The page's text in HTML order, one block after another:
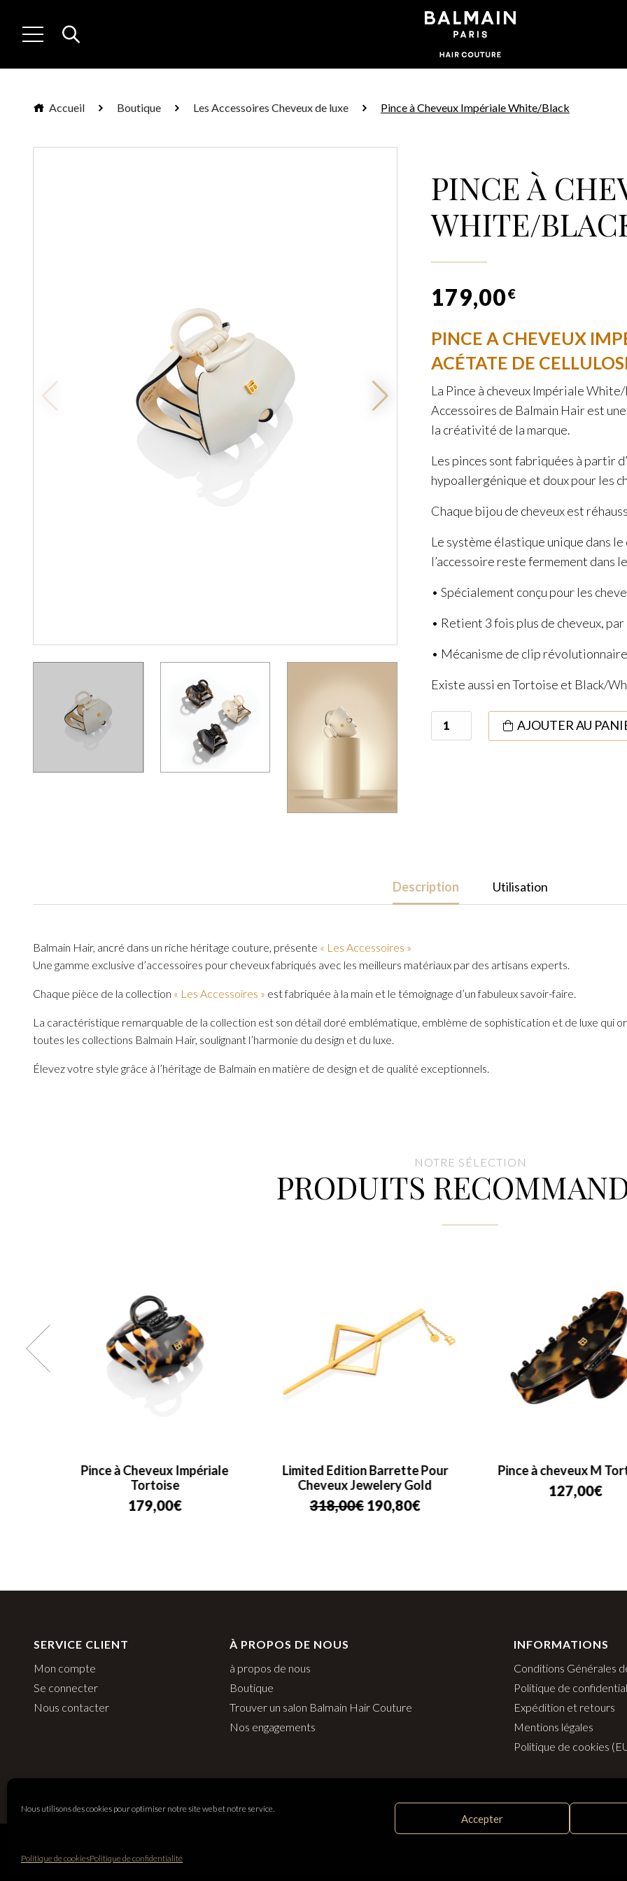
Nous utilisons des cookies pour optimiser notre site web et notre service.
Accepter
Politique de cookiesPolitique de confidentialité
Accueil Boutique Les Accessoires Cheveux de luxe Pince à Cheveux Impériale White/Black
PINCE À
WHITE/
179,00€
PINCE A CHEVEUX
ACÉTATE DE
La Pince à cheveux Impériale
Accessoires de Balmain Hair est
la créativité de la marque.
Les pinces sont fabriquées à partir
hypoallergénique et doux pour les
Chaque bijou de cheveux est
Le système élastique unique dans
l’accessoire reste fermement dans
• Spécialement conçu pour les
• Retient 3 fois plus de cheveux,
• Mécanisme de clip révolutionnaire
Existe aussi en Tortoise et Black/
quantité
de
AJOUTER AU
Description Utilisation
Balmain Hair, ancré dans un riche héritage couture, présente « Les Accessoires »
Une gamme exclusive d’accessoires pour cheveux fabriqués avec les meilleurs matériaux par des artisans experts.
Chaque pièce de la collection « Les Accessoires » est fabriquée à la main et le témoignage d’un fabuleux savoir-faire.
La caractéristique remarquable de la collection est son détail doré emblématique, emblème de sophistication et de luxe qui
toutes les collections Balmain Hair, soulignant l’harmonie du design et du luxe.
Élevez votre style grâce à l’héritage de Balmain en matière de design et de qualité exceptionnels.
NOTRE SÉLECTION
PRODUITS
Pince à Cheveux Impériale
Tortoise
179,00€
Limited Edition Barrette Pour
Cheveux Jewelery Gold
318,00€ Le
190,80€Le
Pince à cheveux M
127,00€
SERVICE CLIENT
Mon compte
Se connecter
Nous contacter
À PROPOS DE NOUS
à propos de nous
Boutique
Trouver un salon Balmain Hair Couture
Nos engagements
INFORMATIONS
Conditions Générales
Politique de
Expédition et retours
Mentions légales
Politique de cookies
Balmain Paris Hair Couture